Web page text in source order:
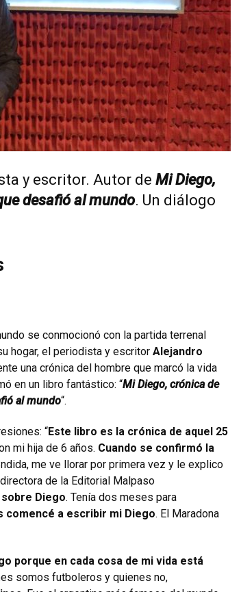
y escritor. Autor de Mi Diego,
desafió al mundo. Un diálogo
se conmocionó con la partida terrenal
hogar, el periodista y escritor Alejandro
una crónica del hombre que marcó la vida
en un libro fantástico: “Mi Diego, crónica de
al mundo“.
“Este libro es la crónica de aquel 25
mi hija de 6 años. Cuando se confirmó la
me ve llorar por primera vez y le explico
de la Editorial Malpaso
Diego. Tenía dos meses para
comencé a escribir mi Diego. El Maradona
porque en cada cosa de mi vida está
somos futboleros y quienes no,